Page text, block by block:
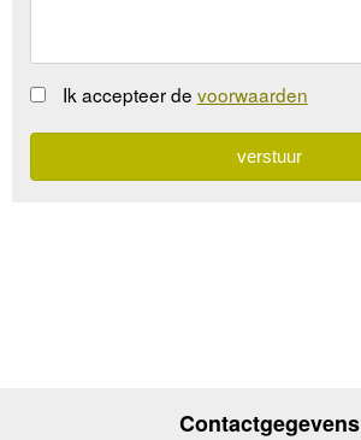
Ik accepteer de voorwaarden
Contactgegevens